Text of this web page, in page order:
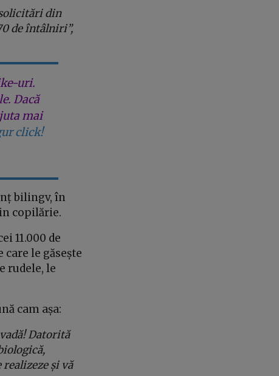
din
de întâlniri”,
uri.
Dacă
mai
click!
bilingv, în
copilărie.
11.000 de
le găsește
rudele, le
cam așa:
Datorită
și vă